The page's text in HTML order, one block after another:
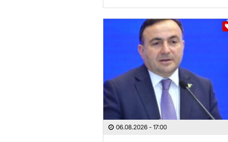
06.08.2026 - 17:00